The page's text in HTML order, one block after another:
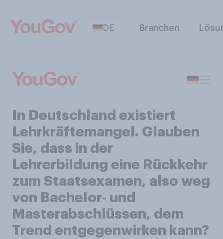
DE Branchen
In Deutschland existiert
Lehrkräftemangel. Glauben
Sie, dass in der
Lehrerbildung eine Rückkehr
zum Staatsexamen, also weg
von Bachelor‑ und
Masterabschlüssen, dem
Trend entgegenwirken kann?